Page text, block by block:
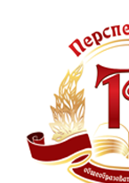
содержимому